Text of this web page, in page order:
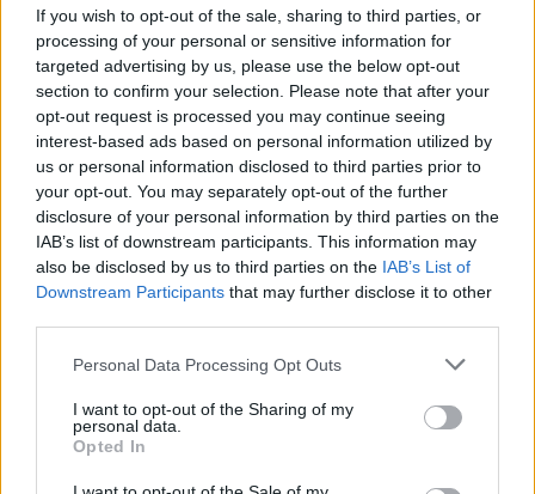
If you wish to opt-out of the sale, sharing to third parties, or
processing of your personal or sensitive information for
targeted advertising by us, please use the below opt-out
section to confirm your selection. Please note that after your
opt-out request is processed you may continue seeing
interest-based ads based on personal information utilized by
us or personal information disclosed to third parties prior to
your opt-out. You may separately opt-out of the further
disclosure of your personal information by third parties on the
IAB’s list of downstream participants. This information may
also be disclosed by us to third parties on the IAB’s List of
Downstream Participants that may further disclose it to other
Personal Data Processing Opt Outs
I want to opt-out of the Sharing of my
personal data.
Opted In
Prisijungti komentatoriams
Žmonės Veidai ir vardai